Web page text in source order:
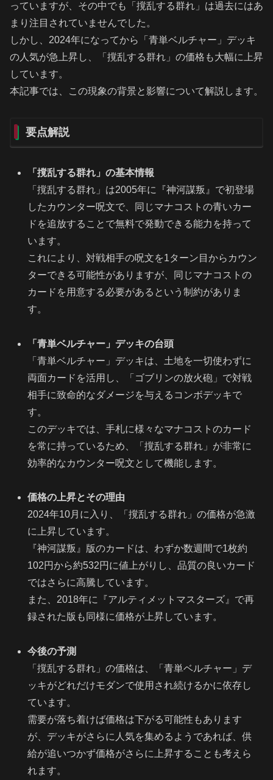
っていますが、その中でも「撹乱する群れ」は過去にはあ
まり注目されていませんでした。
しかし、2024年になってから「青単ベルチャー」デッキ
の人気が急上昇し、「撹乱する群れ」の価格も大幅に上昇
しています。
本記事では、この現象の背景と影響について解説します。
要点解説
「撹乱する群れ」の基本情報
「撹乱する群れ」は2005年に『神河謀叛』で初登場
したカウンター呪文で、同じマナコストの青いカー
ドを追放することで無料で発動できる能力を持って
います。
これにより、対戦相手の呪文を1ターン目からカウン
ターできる可能性がありますが、同じマナコストの
カードを用意する必要があるという制約がありま
す。
「青単ベルチャー」デッキの台頭
「青単ベルチャー」デッキは、土地を一切使わずに
両面カードを活用し、「ゴブリンの放火砲」で対戦
相手に致命的なダメージを与えるコンボデッキで
す。
このデッキでは、手札に様々なマナコストのカード
を常に持っているため、「撹乱する群れ」が非常に
効率的なカウンター呪文として機能します。
価格の上昇とその理由
2024年10月に入り、「撹乱する群れ」の価格が急激
に上昇しています。
『神河謀叛』版のカードは、わずか数週間で1枚約
102円から約532円に値上がりし、品質の良いカード
ではさらに高騰しています。
また、2018年に『アルティメットマスターズ』で再
録された版も同様に価格が上昇しています。
今後の予測
「撹乱する群れ」の価格は、「青単ベルチャー」デ
ッキがどれだけモダンで使用され続けるかに依存し
ています。
需要が落ち着けば価格は下がる可能性もあります
が、デッキがさらに人気を集めるようであれば、供
給が追いつかず価格がさらに上昇することも考えら
れます。